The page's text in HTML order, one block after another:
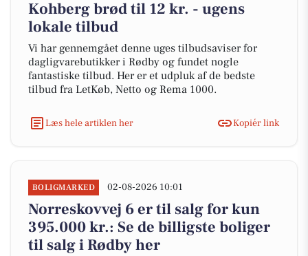
Kohberg brød til 12 kr. - ugens
lokale tilbud
Vi har gennemgået denne uges tilbudsaviser for
dagligvarebutikker i Rødby og fundet nogle
fantastiske tilbud. Her er et udpluk af de bedste
tilbud fra LetKøb, Netto og Rema 1000.
Læs hele artiklen her Kopiér link
BOLIGMARKED 02-08-2026 10:01
Norreskovvej 6 er til salg for kun
395.000 kr.: Se de billigste boliger
til salg i Rødby her